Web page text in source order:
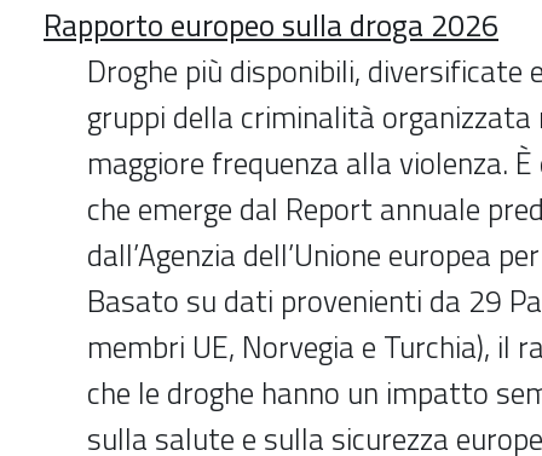
Rapporto europeo sulla droga 2026
Droghe più disponibili, diversificate
gruppi della criminalità
maggiore frequenza alla violenza.
che emerge dal Report annuale
dall’Agenzia dell’Unione europea
Basato su dati provenienti da 29
membri UE, Norvegia e Turchia), il
che le droghe hanno un impatto
sulla salute e sulla sicurezza